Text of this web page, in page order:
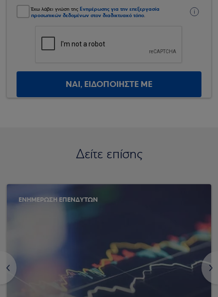
Έχω λάβει γνώση της Ενημέρωσης για την επεξεργασία
προσωπικών δεδομένων στον διαδικτυακό τόπο.
ΝΑΙ, ΕΙΔΟΠΟΙΗΣΤΕ ΜΕ
Δείτε επίσης
<
ΕΝΗΜΕΡΩΣΗ ΕΠΕΝΔΥΤΩΝ
>